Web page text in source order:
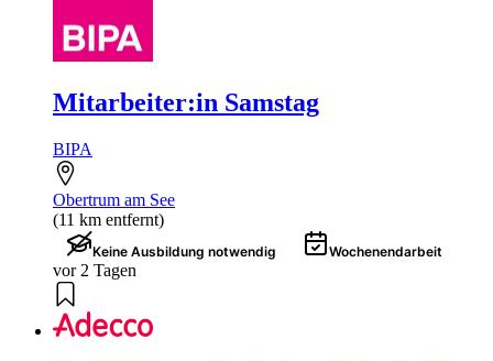
Mitarbeiter:in Samstag
BIPA
Obertrum am See
(11 km entfernt)
Keine Ausbildung notwendig Wochenendarbeit
vor 2 Tagen